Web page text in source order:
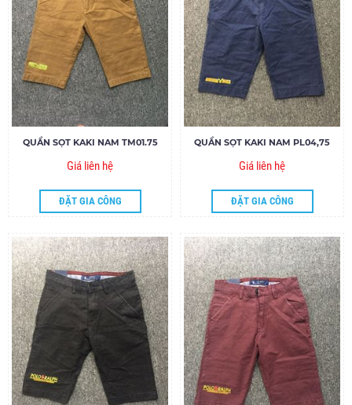
QUẦN SỌT KAKI NAM TM01.75
Giá liên hệ
ĐẶT GIA CÔNG
QUẦN SỌT KAKI NAM PL04,75
Giá liên hệ
ĐẶT GIA CÔNG